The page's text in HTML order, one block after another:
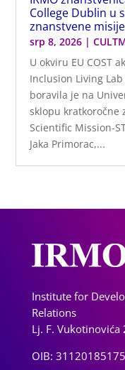
College Dublin u
znanstvene misije
srp 8, 2026 |
U okviru EU COST
Inclusion Living Lab
boravila je na
sklopu kratkoročne
Scientific Mission-
Jaka Primorac,...
Institute for
Relations
Lj. F.
OIB: 31120185175